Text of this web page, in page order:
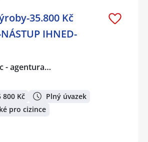
35.800 Kč
IHNED-
- agentura…
800 Kč
Plný úvazek
pro cizince